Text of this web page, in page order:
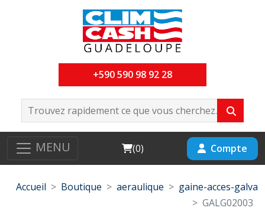
+590 590 98 92 28
MENU Cart
(0) Compte
Accueil Boutique aeraulique
gaine-acces-galva
GALG02003